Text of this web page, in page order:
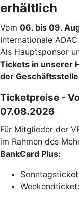
erhältlich
Vom 06. bis 09.
Internationale
Als Hauptsponsor
Tickets in unserer
der
Ticketpreise -
07.08.2026
Für Mitglieder der
im Rahmen des
BankCard Plus: